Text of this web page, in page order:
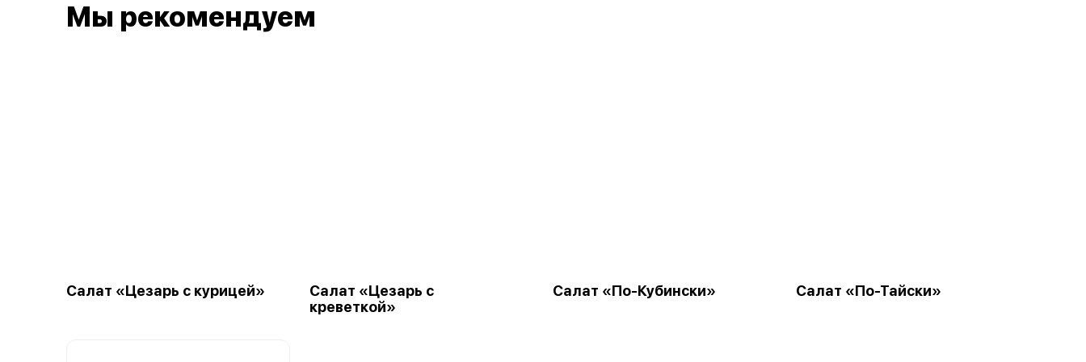
Мы рекомендуем
Салат «Цезарь с курицей»
Салат «Цезарь с
креветкой»
Салат «По-Кубински» Салат «По-Тайски»